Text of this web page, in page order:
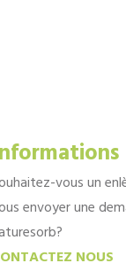
vous un
envoyer une
NOUS